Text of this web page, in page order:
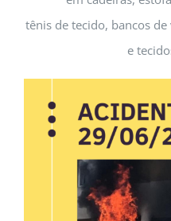
tênis de tecido, bancos
e